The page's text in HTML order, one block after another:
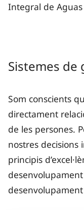
Integral de
Sistemes de
Som conscients
directament
de les persones.
nostres decisions
principis